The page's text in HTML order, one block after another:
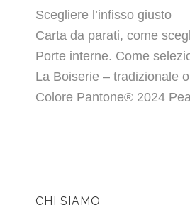
Scegliere l’infisso giusto
Carta da parati, come
Porte interne. Come
La Boiserie – tradizionale
Colore Pantone® 2024
CHI SIAMO